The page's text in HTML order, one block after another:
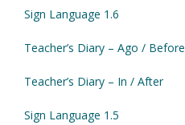
Sign Language 1.6
Teacher’s Diary – Ago / Before
Teacher’s Diary – In / After
Sign Language 1.5